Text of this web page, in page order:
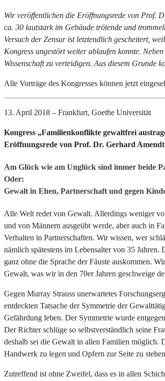
Wir veröffentlichen die Eröffnungsrede von Prof.
ca. 30 lautstark im Gebäude trötende und
Versuch der Zensur ist letztendlich gescheitert,
Kongress ungestört weiter ablaufen konnte.
Wissenschaft zu verteidigen. Aus diesem Grunde
Alle Vorträge des Kongresses können jetzt
13. April 2018 – Frankfurt, Goethe Universität
Kongress „Familienkonflikte gewaltfrei
Eröffnungsrede von Prof. Dr. Gerhard Amendt
Am Glück wie am Unglück sind immer beide
Oder:
Gewalt in Ehen, Partnerschaft und gegen
Alle Welt redet von Gewalt. Allerdings weniger
und von Männern ausgeübt werde, aber auch in
Verhalten in Partnerschaften. Wir wissen, wer
nämlich spätestens im Lebensalter von 35
ganz ohne die Sprache der Fäuste auskommen.
Gewalt, was wir in den 70er Jahren geschweige
Gegen Murray Strauss unerwartetes
entdeckten Tatsache der Symmetrie der
Gefährdung leben. Der Symmetrie wurde
Der Richter schlüge so selbstverständlich seine
deshalb sei die Gewalt in allen Familien möglich.
Handwerk zu legen und Opfern zur Seite zu
Zutreffend ist ohne Zweifel, dass es in allen